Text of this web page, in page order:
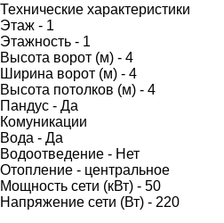
Технические характеристики
Этаж - 1
Этажность - 1
Высота ворот (м) - 4
Ширина ворот (м) - 4
Высота потолков (м) - 4
Пандус - Да
Комуникации
Вода - Да
Водоотведение - Нет
Отопление - центральное
Мощность сети (кВт) - 50
Напряжение сети (Вт) - 220